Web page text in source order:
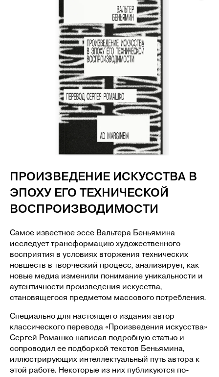
ИГРЫ ДЛЯ ПАР
ПОКАЗАТЬ ЕЩЕ
ВТОРОВ
АРЕНДОВАТЬ КОВОРКИНГ
ПОСМОТРЕТЬ СОБЫТИЯ
Афиша
Коворкинг
Магазин
Гастро
О центре
Правила фото и видеосъёмки
Договор оферты
ПРОИЗВЕДЕНИЕ ИСКУССТВА В
ЭПОХУ ЕГО ТЕХНИЧЕСКОЙ
ВОСПРОИЗВОДИМОСТИ
Самое известное эссе Вальтера Беньямина
исследует трансформацию художественного
восприятия в условиях вторжения технических
новшеств в творческий процесс, анализирует, как
новые медиа изменили понимание уникальности и
аутентичности произведения искусства,
становящегося предметом массового потребления.
Специально для настоящего издания автор
классического перевода «Произведения искусства»
Сергей Ромашко написал подробную статью и
сопроводил ее подборкой текстов Беньямина,
иллюстрирующих интеллектуальный путь автора к
этой работе. Некоторые из них публикуются по-